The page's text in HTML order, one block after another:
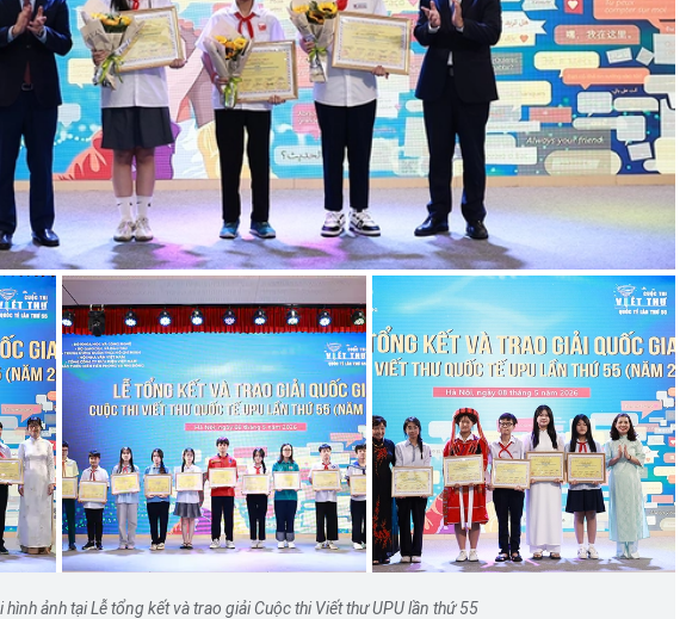
hình ảnh tại Lễ tổng kết và trao giải Cuộc thi Viết thư UPU lần thứ 55